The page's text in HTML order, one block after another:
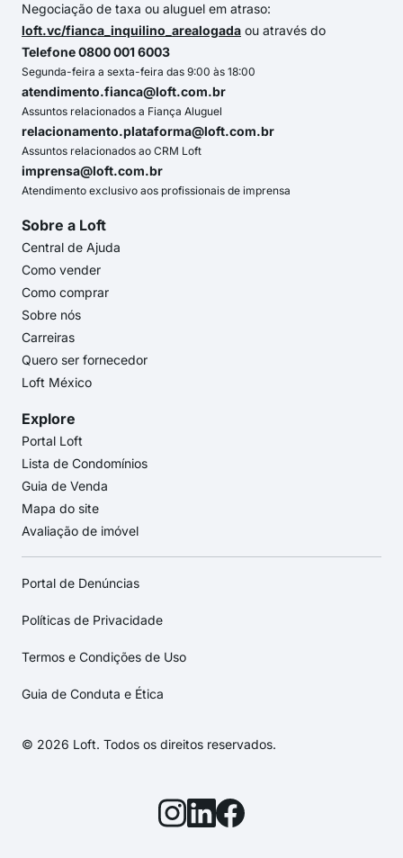
Negociação de taxa ou aluguel em atraso:
loft.vc/fianca_inquilino_arealogada ou através do
Telefone 0800 001 6003
Segunda-feira a sexta-feira das 9:00 às 18:00
atendimento.fianca@loft.com.br
Assuntos relacionados a Fiança Aluguel
relacionamento.plataforma@loft.com.br
Assuntos relacionados ao CRM Loft
imprensa@loft.com.br
Atendimento exclusivo aos profissionais de imprensa
Sobre a Loft
Central de Ajuda
Como vender
Como comprar
Sobre nós
Carreiras
Quero ser fornecedor
Loft México
Explore
Portal Loft
Lista de Condomínios
Guia de Venda
Mapa do site
Avaliação de imóvel
Portal de Denúncias
Políticas de Privacidade
Termos e Condições de Uso
Guia de Conduta e Ética
© 2026 Loft. Todos os direitos reservados.